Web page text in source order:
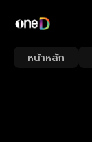
หน้าหลัก